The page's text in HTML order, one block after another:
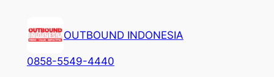
konten
OUTBOUND INDONESIA
0858-5549-4440